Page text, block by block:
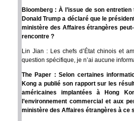
Bloomberg : À l’issue de son
Donald Trump a déclaré que le
ministère des Affaires étrangères
rencontre ?
Lin Jian : Les chefs d’État chinois et
question spécifique, je n’ai aucune
The Paper : Selon certaines
Kong a publié son rapport sur les
américaines implantées à Hong
l’environnement commercial et aux
ministère des Affaires étrangères à ce